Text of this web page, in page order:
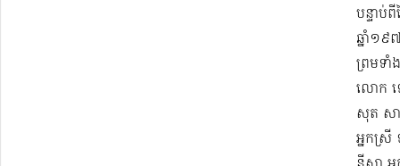
បន្ទាប់​
ឆ្នាំ១
ព្រមទ
លោក
សុត​ សា
អ្នកស្